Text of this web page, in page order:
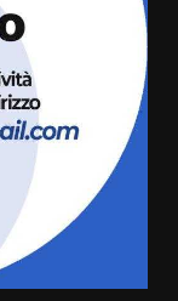
e la prima
di
in